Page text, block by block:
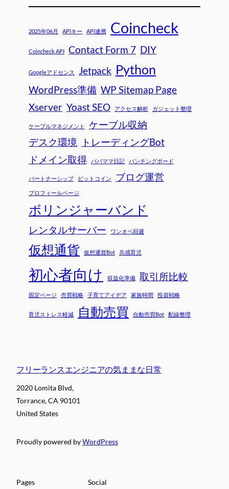
2025年06月 APIキー API連携 Coincheck
Coincheck API Contact Form 7 DIY
Googleアドセンス Jetpack Python
WordPress準備 WP Sitemap Page
Xserver Yoast SEO アクセス解析 ガジェット整理
ケーブルマネジメント
ケーブル収納
デスク環境
トレーディングBot
ドメイン取得
パパママ日記 パンチングボード
パートナーシップ ビットコイン ブログ運営
プロフィールページ
ボリンジャーバンド
レンタルサーバー ワンオペ回避
仮想通貨 仮想通貨Bot 共感育児
初心者向け 収益化準備 取引所比較
固定ページ 売買戦略 子育てアイデア 家族時間 投資戦略
育児ストレス軽減 自動売買 自動売買Bot 配線整理
フリーランスエンジニアの気ままな日常
2020 Lomita Blvd,
Torrance, CA 90101
United States
Proudly powered byWordPress
Pages Social